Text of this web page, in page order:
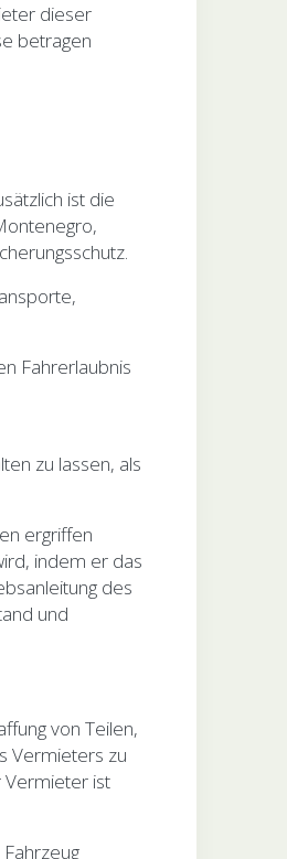
dieser
betragen
ist die
Fahrerlaubnis
zu lassen, als
ergriffen
indem er das
des
und
von Teilen,
Vermieters zu
Vermieter ist